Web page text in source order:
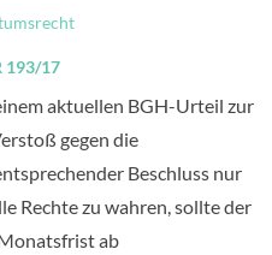
193/17
aktuellen BGH-Urteil zur
gegen die
Beschluss nur
Rechte zu wahren, sollte der
ab